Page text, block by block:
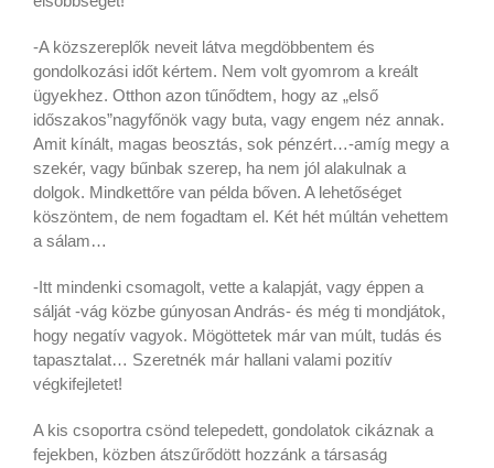
-A közszereplők neveit látva megdöbbentem és
gondolkozási időt kértem. Nem volt gyomrom a kreált
ügyekhez. Otthon azon tűnődtem, hogy az „első
időszakos”nagyfőnök vagy buta, vagy engem néz annak.
Amit kínált, magas beosztás, sok pénzért…-amíg megy a
szekér, vagy bűnbak szerep, ha nem jól alakulnak a
dolgok. Mindkettőre van példa bőven. A lehetőséget
köszöntem, de nem fogadtam el. Két hét múltán vehettem
a sálam…
-Itt mindenki csomagolt, vette a kalapját, vagy éppen a
sálját -vág közbe gúnyosan András- és még ti mondjátok,
hogy negatív vagyok. Mögöttetek már van múlt, tudás és
tapasztalat… Szeretnék már hallani valami pozitív
végkifejletet!
A kis csoportra csönd telepedett, gondolatok cikáznak a
fejekben, közben átszűrődött hozzánk a társaság